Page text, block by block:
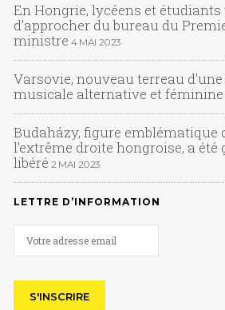
En Hongrie, lycéens et
d’approcher du bureau du
ministre 4 MAI 2023
Varsovie, nouveau terreau
musicale alternative et féminine
Budaházy, figure emblématique
l’extrême droite hongroise, a été
libéré 2 MAI 2023
LETTRE D’INFORMATION